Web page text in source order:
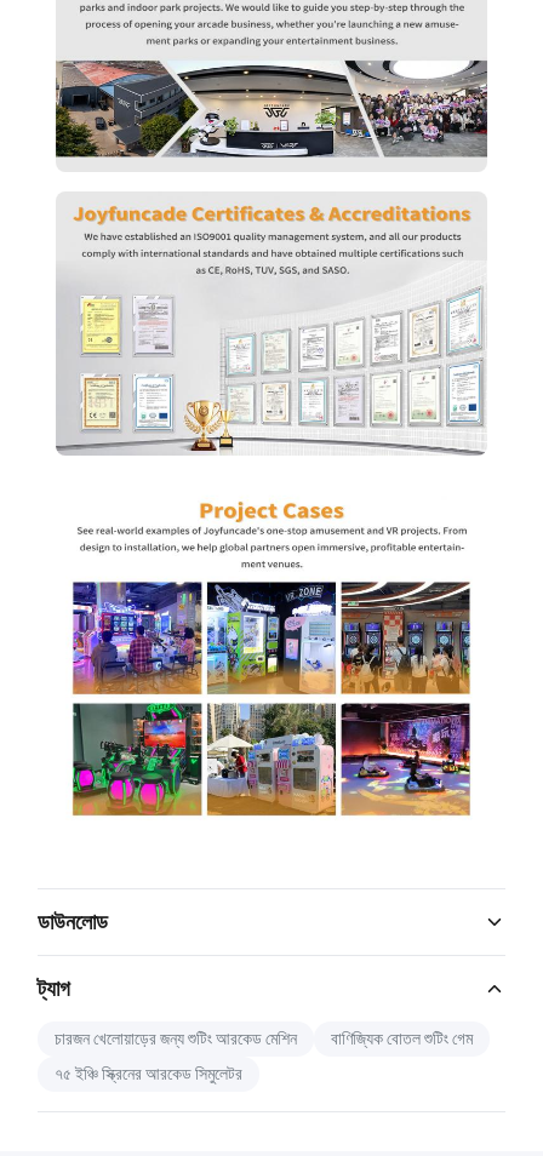
ডাউনলোড
PDF
ট্যাগ
চারজন খেলোয়াড়ের জন্য শুটিং আরকেড মেশিন
বাণিজ্যিক বোতল শুটিং গেম
৭৫ ইঞ্চি স্ক্রিনের আরকেড সিমুলেটর